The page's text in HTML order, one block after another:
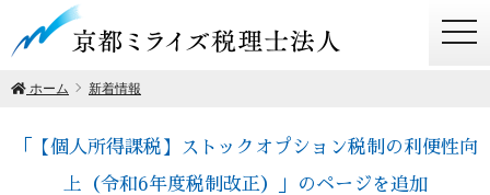
ホーム 新着情報
「【個人所得課税】ストックオプション税制の利便性向
上（令和6年度税制改正）」のページを追加